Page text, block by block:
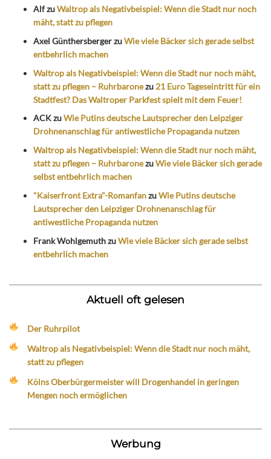
AlfzuWaltrop als Negativbeispiel: Wenn die Stadt nur noch
mäht, statt zu pflegen
Axel GünthersbergerzuWie viele Bäcker sich gerade selbst
entbehrlich machen
Waltrop als Negativbeispiel: Wenn die Stadt nur noch mäht,
statt zu pflegen – Ruhrbaronezu 21 Euro Tageseintritt für ein
Stadtfest? Das Waltroper Parkfest spielt mit dem Feuer!
ACKzuWie Putins deutsche Lautsprecher den Leipziger
Drohnenanschlag für antiwestliche Propaganda nutzen
Waltrop als Negativbeispiel: Wenn die Stadt nur noch mäht,
statt zu pflegen – RuhrbaronezuWie viele Bäcker sich gerade
selbst entbehrlich machen
"Kaiserfront Extra"-RomanfanzuWie Putins deutsche
Lautsprecher den Leipziger Drohnenanschlag für
antiwestliche Propaganda nutzen
Frank WohlgemuthzuWie viele Bäcker sich gerade selbst
entbehrlich machen
Aktuell oft gelesen
Der Ruhrpilot
Waltrop als Negativbeispiel: Wenn die Stadt nur noch mäht,
statt zu pflegen
Kölns Oberbürgermeister will Drogenhandel in geringen
Mengen noch ermöglichen
Werbung